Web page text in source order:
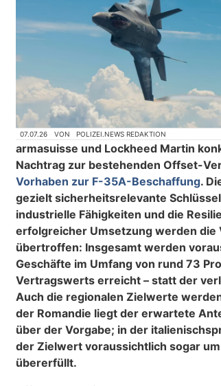
07.07.26 VON POLIZEI.NEWS REDAKTION
armasuisse und Lockheed Martin
Nachtrag zur bestehenden Offset-
Vorhaben zur F-35A-Beschaffung.
gezielt sicherheitsrelevante
industrielle Fähigkeiten und die
erfolgreicher Umsetzung werden die
übertroffen: Insgesamt werden
Geschäfte im Umfang von rund 73
Vertragswerts erreicht – statt der
Auch die regionalen Zielwerte
der Romandie liegt der erwartete
über der Vorgabe; in der
der Zielwert voraussichtlich sogar
übererfüllt.